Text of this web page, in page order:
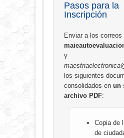
Pasos para la
Inscripción
Enviar a los correos
y
los siguientes
consolidados en un
archivo PDF:
Copia de
de